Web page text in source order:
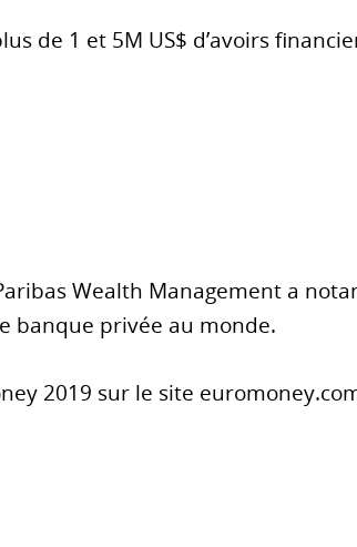
de 1 et 5M US$ d’avoirs
Wealth Management a
banque privée au monde.
2019 sur le site